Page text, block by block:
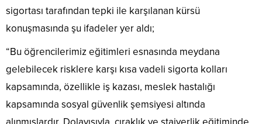
sigortası tarafından tepki ile karşılanan kürsü
konuşmasında şu ifadeler yer aldı;
“Bu öğrencilerimiz eğitimleri esnasında meydana
gelebilecek risklere karşı kısa vadeli sigorta kolları
kapsamında, özellikle iş kazası, meslek hastalığı
kapsamında sosyal güvenlik şemsiyesi altında